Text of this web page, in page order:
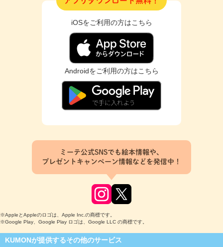
iOSをご利用の方はこちら
Androidをご利用の方はこちら
ミーテ公式SNSでも絵本情報や、
プレゼントキャンペーン情報などを発信中！
※AppleとAppleのロゴは、Apple Inc.の商標です。
※Google Play、Google Play ロゴは、Google LLC の商標です。
KUMONが提供するその他のサービス